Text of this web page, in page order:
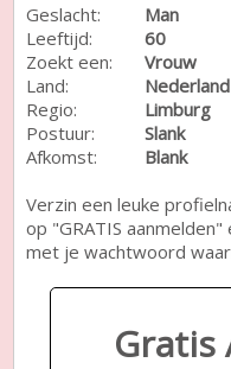
Geslacht:
Man
Leeftijd:
60
Zoekt een:
Vrouw
Land:
Nederland
Regio:
Limburg
Postuur:
Slank
Afkomst:
Blank
Verzin een leuke
op "GRATIS
met je wachtwoord
Gratis